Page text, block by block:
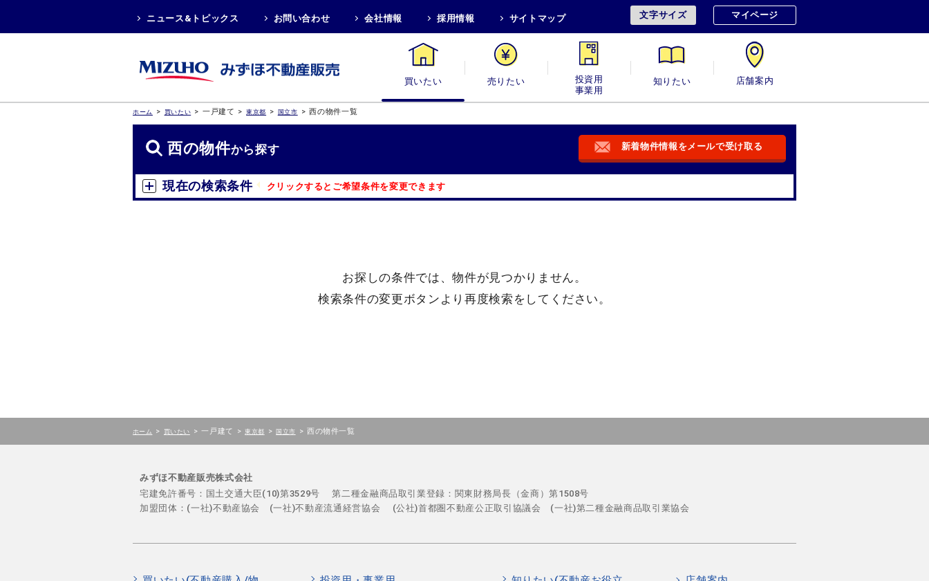
ニュース&トピックス お問い合わせ 会社情報 採用情報 サイトマップ 文字サイズ マイページ
買いたい 売りたい 投資用・事業用 知りたい 店舗案内
ホーム > 買いたい > 一戸建て > 東京都 > 国立市 > 西の物件一覧
西の物件から探す 新着物件情報をメールで受け取る
現在の検索条件 クリックするとご希望条件を変更できます
お探しの条件では、物件が見つかりません。
検索条件の変更ボタンより 再度検索をしてください。
ホーム > 買いたい > 一戸建て > 東京都 > 国立市 > 西の物件一覧
みずほ不動産販売株式会社
宅建免許番号：国土交通大臣(10)第3529号
第二種金融商品取引業登録：関東財務局長（金商）第1508号
加盟団体：(一社)不動産協会 (一社)不動産流通経営協会
(公社)首都圏不動産公正取引協議会 (一社)第二種金融商品取引業協会